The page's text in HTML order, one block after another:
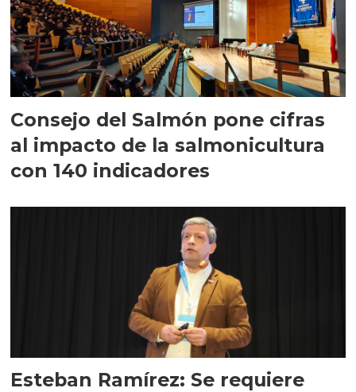
Consejo del Salmón pone cifras
al impacto de la salmonicultura
con 140 indicadores
Esteban Ramírez: Se requiere